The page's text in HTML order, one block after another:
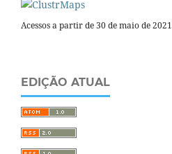
Acessos a partir de 30 de maio de 2021
EDIÇÃO ATUAL